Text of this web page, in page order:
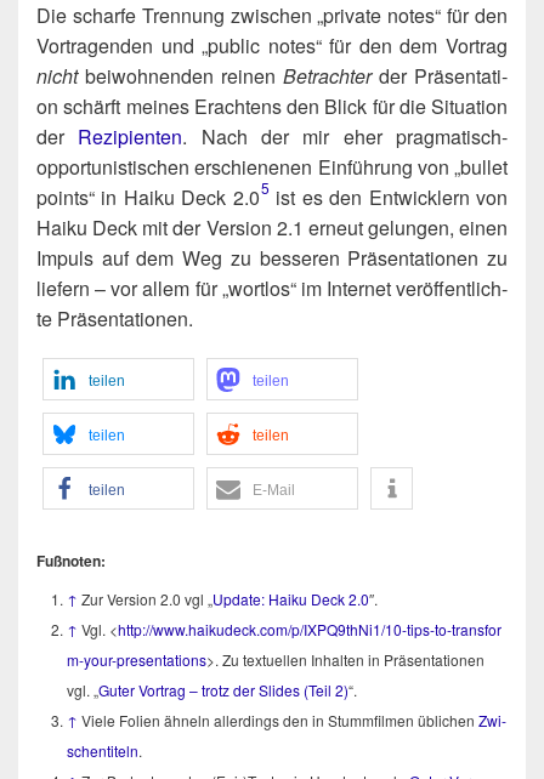
Die schar­fe Tren­nung zwi­schen „pri­va­te notes“ für den
Vor­tra­gen­den und „public notes“ für den dem Vor­trag
nichtbei­woh­nen­den rei­nen Betrach­terder Prä­sen­ta­ti­
on schärft mei­nes Erach­tens den Blick für die Situa­ti­on
der Rezi­pi­en­ten. Nach der mir eher prag­ma­tisch-
oppor­tu­nis­ti­schen erschie­ne­nen Ein­füh­rung von „bul­let
points“ in Hai­ku Deck 2.0​5 ist es den Ent­wick­lern von
Hai­ku Deck mit der Ver­si­on 2.1 erneut gelun­gen, einen
Impuls auf dem Weg zu bes­se­ren Prä­sen­ta­tio­nen zu
lie­fern – vor allem für „wort­los“ im Inter­net ver­öf­fent­lich­
te Präsentationen.
tei­len tei­len
tei­len tei­len
tei­len E‑Mail
Fuß­no­ten:
↑ Zur Ver­si­on 2.0 vgl „Update: Hai­ku Deck 2.0″.
↑ Vgl. <http://​www​.hai​ku​deck​.com/​p​/​I​X​P​Q​9​t​h​N​i​1​/​1​0​-​t​i​p​s​-​t​o​-​t​r​a​n​s​f​o​r​
m​-​y​o​u​r​-​p​r​e​sentations>. Zu tex­tu­el­len Inhal­ten in Prä­sen­ta­tio­nen
vgl. „Guter Vor­trag – trotz der Slides (Teil 2)“.
↑ Vie­le Foli­en ähneln aller­dings den in Stumm­fil­men übli­chen Zwi­
schen­ti­teln.